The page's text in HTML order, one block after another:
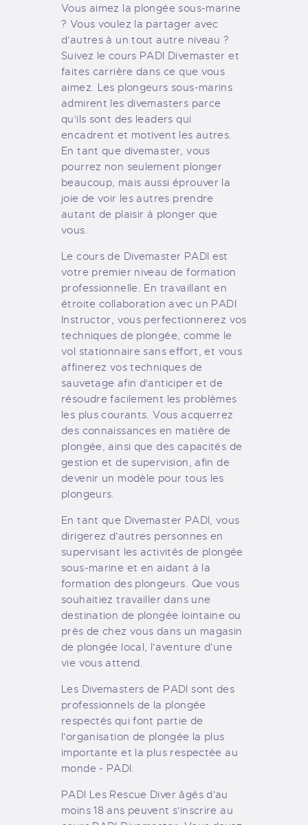
Vous aimez la plongée sous-marine
? Vous voulez la partager avec
d'autres à un tout autre niveau ?
Suivez le cours PADI Divemaster et
faites carrière dans ce que vous
aimez. Les plongeurs sous-marins
admirent les divemasters parce
qu'ils sont des leaders qui
encadrent et motivent les autres.
En tant que divemaster, vous
pourrez non seulement plonger
beaucoup, mais aussi éprouver la
joie de voir les autres prendre
autant de plaisir à plonger que
vous.
Le cours de Divemaster PADI est
votre premier niveau de formation
professionnelle. En travaillant en
étroite collaboration avec un PADI
Instructor, vous perfectionnerez vos
techniques de plongée, comme le
vol stationnaire sans effort, et vous
affinerez vos techniques de
sauvetage afin d'anticiper et de
résoudre facilement les problèmes
les plus courants. Vous acquerrez
des connaissances en matière de
plongée, ainsi que des capacités de
gestion et de supervision, afin de
devenir un modèle pour tous les
plongeurs.
En tant que Divemaster PADI, vous
dirigerez d'autres personnes en
supervisant les activités de plongée
sous-marine et en aidant à la
formation des plongeurs. Que vous
souhaitiez travailler dans une
destination de plongée lointaine ou
près de chez vous dans un magasin
de plongée local, l'aventure d'une
vie vous attend.
Les Divemasters de PADI sont des
professionnels de la plongée
respectés qui font partie de
l'organisation de plongée la plus
importante et la plus respectée au
monde - PADI.
PADI Les Rescue Diver âgés d'au
moins 18 ans peuvent s'inscrire au